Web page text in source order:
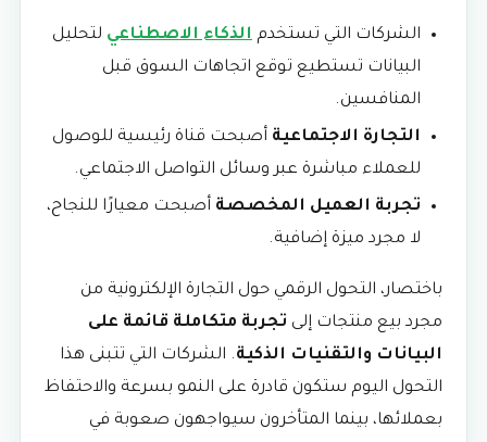
الشركات التي تستخدم الذكاء الاصطناعي لتحليل
البيانات تستطيع توقع اتجاهات السوق قبل
المنافسين.
التجارة الاجتماعية أصبحت قناة رئيسية للوصول
للعملاء مباشرة عبر وسائل التواصل الاجتماعي.
تجربة العميل المخصصة أصبحت معيارًا للنجاح،
لا مجرد ميزة إضافية.
باختصار، التحول الرقمي حول التجارة الإلكترونية من
مجرد بيع منتجات إلى تجربة متكاملة قائمة على
البيانات والتقنيات الذكية. الشركات التي تتبنى هذا
التحول اليوم ستكون قادرة على النمو بسرعة والاحتفاظ
بعملائها، بينما المتأخرون سيواجهون صعوبة في